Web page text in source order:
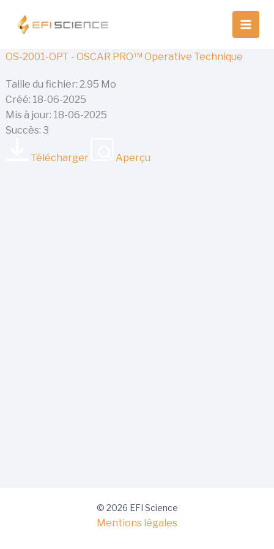
contenu
OS-2001-OPT - OSCAR PRO™ Operative Technique
Taille du fichier: 2.95 Mo
Créé: 18-06-2025
Mis à jour: 18-06-2025
Succès: 3
Télécharger Aperçu
© 2026 EFI Science
Mentions légales